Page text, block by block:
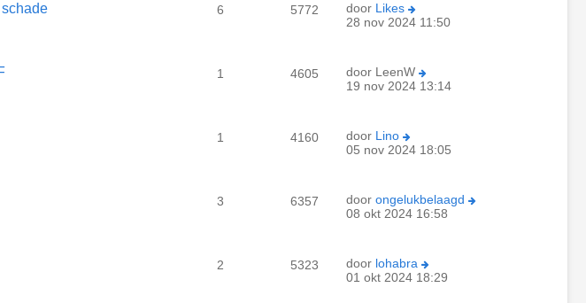
6 5772 door Likes
28 nov 2024 11:50
1 4605 door LeenW
19 nov 2024 13:14
1 4160 door Lino
05 nov 2024 18:05
3 6357 door ongelukbelaagd
08 okt 2024 16:58
2 5323 door lohabra
01 okt 2024 18:29